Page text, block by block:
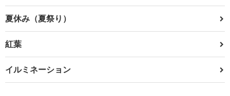
夏休み（夏祭り）
紅葉
イルミネーション